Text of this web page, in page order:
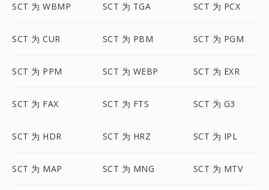
SCT 为 WBMP SCT 为 TGA SCT 为 PCX
SCT 为 CUR SCT 为 PBM SCT 为 PGM
SCT 为 PPM SCT 为 WEBP SCT 为 EXR
SCT 为 FAX SCT 为 FTS SCT 为 G3
SCT 为 HDR SCT 为 HRZ SCT 为 IPL
SCT 为 MAP SCT 为 MNG SCT 为 MTV